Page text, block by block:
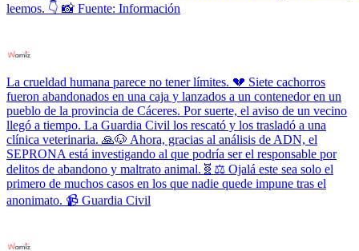
leemos. 👇 📸 Fuente: Información
La crueldad humana parece no tener límites. 💔 Siete cachorros
fueron abandonados en una caja y lanzados a un contenedor en un
pueblo de la provincia de Cáceres. Por suerte, el aviso de un vecino
llegó a tiempo. La Guardia Civil los rescató y los trasladó a una
clínica veterinaria. 🙏🐶 Ahora, gracias al análisis de ADN, el
SEPRONA está investigando al que podría ser el responsable por
delitos de abandono y maltrato animal.🧬⚖️ Ojalá este sea solo el
primero de muchos casos en los que nadie quede impune tras el
anonimato. 📹 Guardia Civil